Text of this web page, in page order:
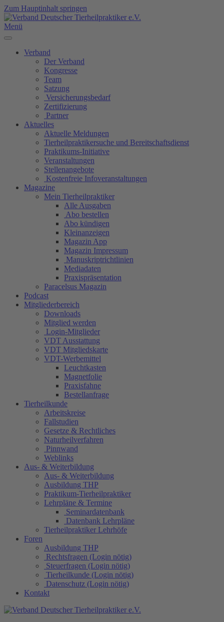
Zum Hauptinhalt springen
Menü
Verband
Der Verband
Kongresse
Team
Satzung
Versicherungsbedarf
Zertifizierung
Partner
Aktuelles
Aktuelle Meldungen
Tierheilpraktikersuche und Bereitschaftsdienst
Praktikums-Initiative
Veranstaltungen
Stellenangebote
Kostenfreie Infoveranstaltungen
Magazine
Mein Tierheilpraktiker
Alle Ausgaben
Abo bestellen
Abo kündigen
Kleinanzeigen
Magazin App
Magazin Impressum
Manuskriptrichtlinien
Mediadaten
Praxispräsentation
Paracelsus Magazin
Podcast
Mitgliederbereich
Downloads
Mitglied werden
Login-Mitglieder
VDT Ausstattung
VDT Mitgliedskarte
VDT-Werbemittel
Leuchtkasten
Magnetfolie
Praxisfahne
Bestellanfrage
Tierheilkunde
Arbeitskreise
Fallstudien
Gesetze & Rechtliches
Naturheilverfahren
Pinnwand
Weblinks
Aus- & Weiterbildung
Aus- & Weiterbildung
Ausbildung THP
Praktikum-Tierheilpraktiker
Lehrpläne & Termine
Seminardatenbank
Datenbank Lehrpläne
Tierheilpraktiker Lehrhöfe
Foren
Ausbildung THP
Rechtsfragen (Login nötig)
Steuerfragen (Login nötig)
Tierheilkunde (Login nötig)
Datenschutz (Login nötig)
Kontakt